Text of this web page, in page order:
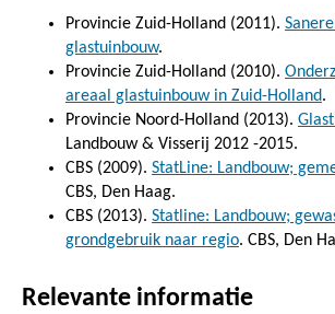
Provincie Zuid-Holland (2011).
glastuinbouw.
Provincie Zuid-Holland (2010).
areaal glastuinbouw in Zuid-Holland.
Provincie Noord-Holland (2013).
Landbouw & Visserij 2012 -2015.
CBS (2009). StatLine: Landbouw;
CBS, Den Haag.
CBS (2013). Statline: Landbouw;
grondgebruik naar regio. CBS, Den
Relevante informatie